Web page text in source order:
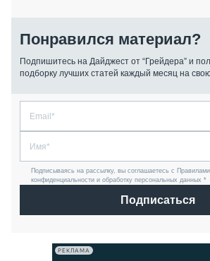
Понравился материал?
Подпишитесь на Дайджест от “Грейдера” и
подборку лучших статей каждый месяц на
Подписываясь на рассылку, вы соглашаетесь с
конфиденциальности и обработку персональных данных *
Подписаться
РЕКЛАМА